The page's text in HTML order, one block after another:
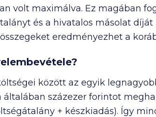
volt maximálva. Ez magában
és a hivatalos másolat díját
eredményezhet a
között az egyik
százezer forintot
+ készkiadás). Így